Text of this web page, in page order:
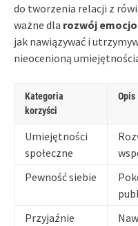
do tworzenia relacji z
ważne dla rozwój
jak nawiązywać i
nieocenioną
Kategoria
korzyści
Opis
Umiejętności
społeczne
Pewność siebie
Przyjaźnie